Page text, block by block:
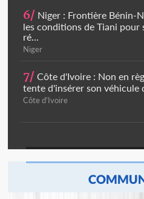
6/ Niger : Frontière Bénin-
les conditions de Tiani pour
ré...
Niger
7/ Côte d'Ivoire : Non en
tente d'insérer son véhicule
Côte d'Ivoire